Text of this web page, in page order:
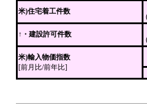
米)住宅着工件数
↑・建設許可件数
米)輸入物価指数
[前月比/前年比]